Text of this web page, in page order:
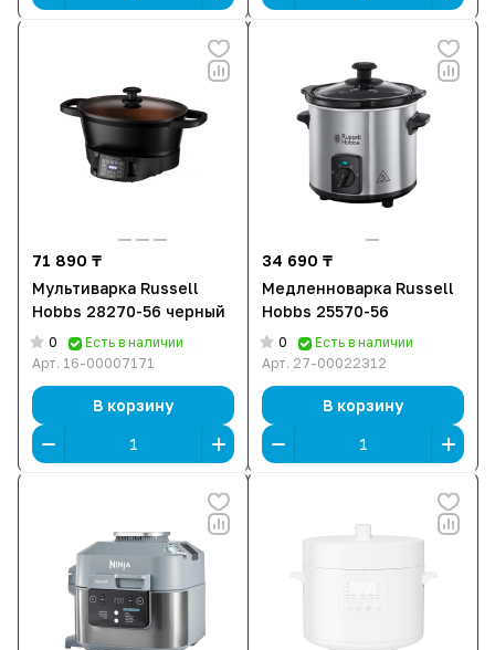
71 890 ₸
Мультиварка Russell
Hobbs 28270-56 черный
0
Есть в наличии
Арт. 16-00007171
В корзину
34 690 ₸
Медленноварка Russell
Hobbs 25570-56
0
Есть в наличии
Арт. 27-00022312
В корзину